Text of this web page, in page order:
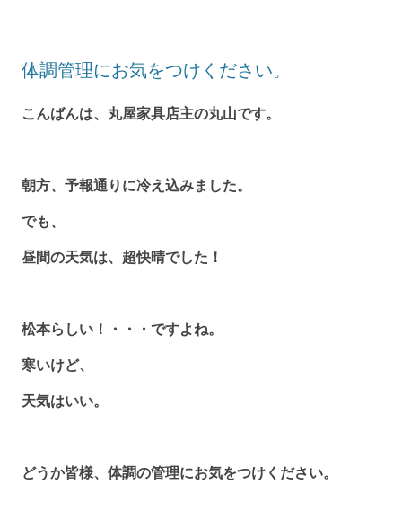
体調管理にお気をつけください。
こんばんは、丸屋家具店主の丸山です。
朝方、予報通りに冷え込みました。
でも、
昼間の天気は、超快晴でした！
松本らしい！・・・ですよね。
寒いけど、
天気はいい。
どうか皆様、体調の管理にお気をつけください。